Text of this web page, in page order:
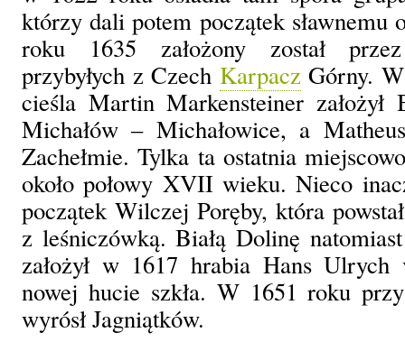
którzy dali potem początek sławnemu
roku 1635 założony został
przybyłych z Czech Karpacz Górny.
cieśla Martin Markensteiner
Michałów – Michałowice, a
Zachełmie. Tylka ta ostatnia
około połowy XVII wieku. Nieco
początek Wilczej Poręby, która
z leśniczówką. Białą Dolinę
założył w 1617 hrabia Hans Ulrych
nowej hucie szkła. W 1651 roku
wyrósł Jagniątków.